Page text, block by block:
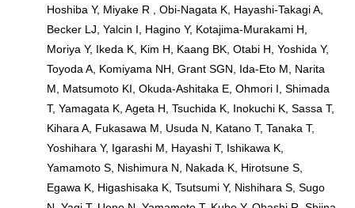
Hoshiba Y, Miyake R , Obi-Nagata K, Hayashi-Takagi A,
Becker LJ, Yalcin I, Hagino Y, Kotajima-Murakami H,
Moriya Y, Ikeda K, Kim H, Kaang BK, Otabi H, Yoshida Y,
Toyoda A, Komiyama NH, Grant SGN, Ida-Eto M, Narita
M, Matsumoto KI, Okuda-Ashitaka E, Ohmori I, Shimada
T, Yamagata K, Ageta H, Tsuchida K, Inokuchi K, Sassa T,
Kihara A, Fukasawa M, Usuda N, Katano T, Tanaka T,
Yoshihara Y, Igarashi M, Hayashi T, Ishikawa K,
Yamamoto S, Nishimura N, Nakada K, Hirotsune S,
Egawa K, Higashisaka K, Tsutsumi Y, Nishihara S, Sugo